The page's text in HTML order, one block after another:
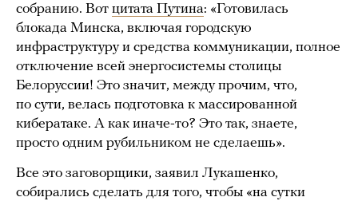
собранию. Вот цитата Путина: «Готовилась
блокада Минска, включая городскую
инфраструктуру и средства коммуникации, полное
отключение всей энергосистемы столицы
Белоруссии! Это значит, между прочим, что,
по сути, велась подготовка к массированной
кибератаке. А как иначе-то? Это так, знаете,
просто одним рубильником не сделаешь».
Все это заговорщики, заявил Лукашенко,
собирались сделать для того, чтобы «на сутки